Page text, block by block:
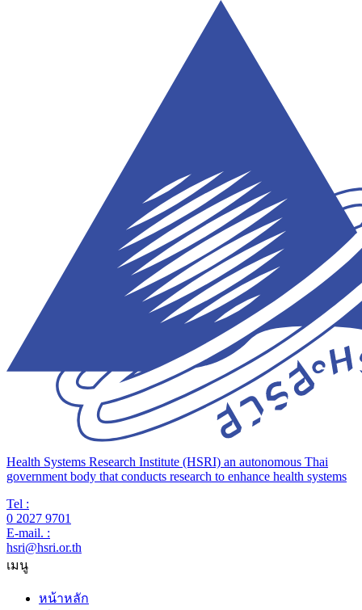
Health Systems Research Institute (HSRI) an autonomous Thai
government body that conducts research to enhance health systems
Tel :
0 2027 9701
E-mail. :
hsri@hsri.or.th
เมนู
หน้าหลัก